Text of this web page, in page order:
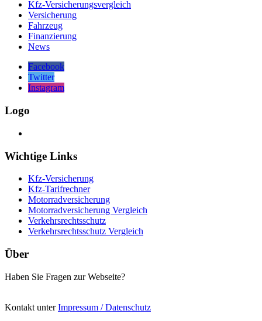
Kfz-Versicherungsvergleich
Versicherung
Fahrzeug
Finanzierung
News
Facebook
Twitter
Instagram
Logo
Wichtige Links
Kfz-Versicherung
Kfz-Tarifrechner
Motorradversicherung
Motorradversicherung Vergleich
Verkehrsrechtsschutz
Verkehrsrechtsschutz Vergleich
Über
Haben Sie Fragen zur Webseite?
Kontakt unterImpressum / Datenschutz